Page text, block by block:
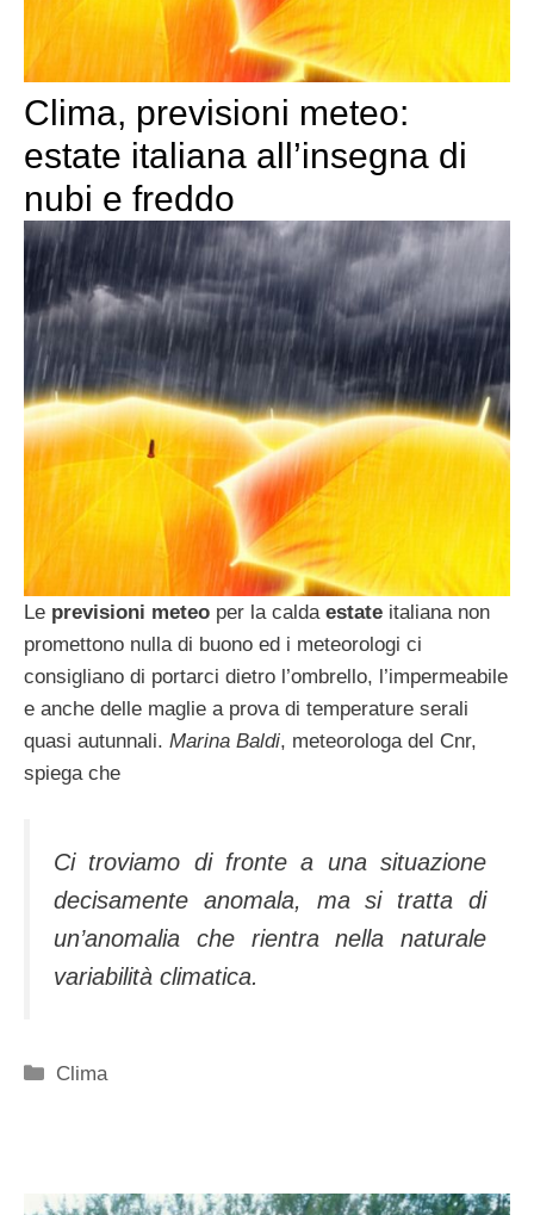
Clima, previsioni meteo:
estate italiana all’insegna di
nubi e freddo
Le previsioni meteo per la calda estate italiana non
promettono nulla di buono ed i meteorologi ci
consigliano di portarci dietro l’ombrello, l’impermeabile
e anche delle maglie a prova di temperature serali
quasi autunnali. Marina Baldi, meteorologa del Cnr,
spiega che
Ci troviamo di fronte a una situazione
decisamente anomala, ma si tratta di
un’anomalia che rientra nella naturale
variabilità climatica.
Categorie
Clima